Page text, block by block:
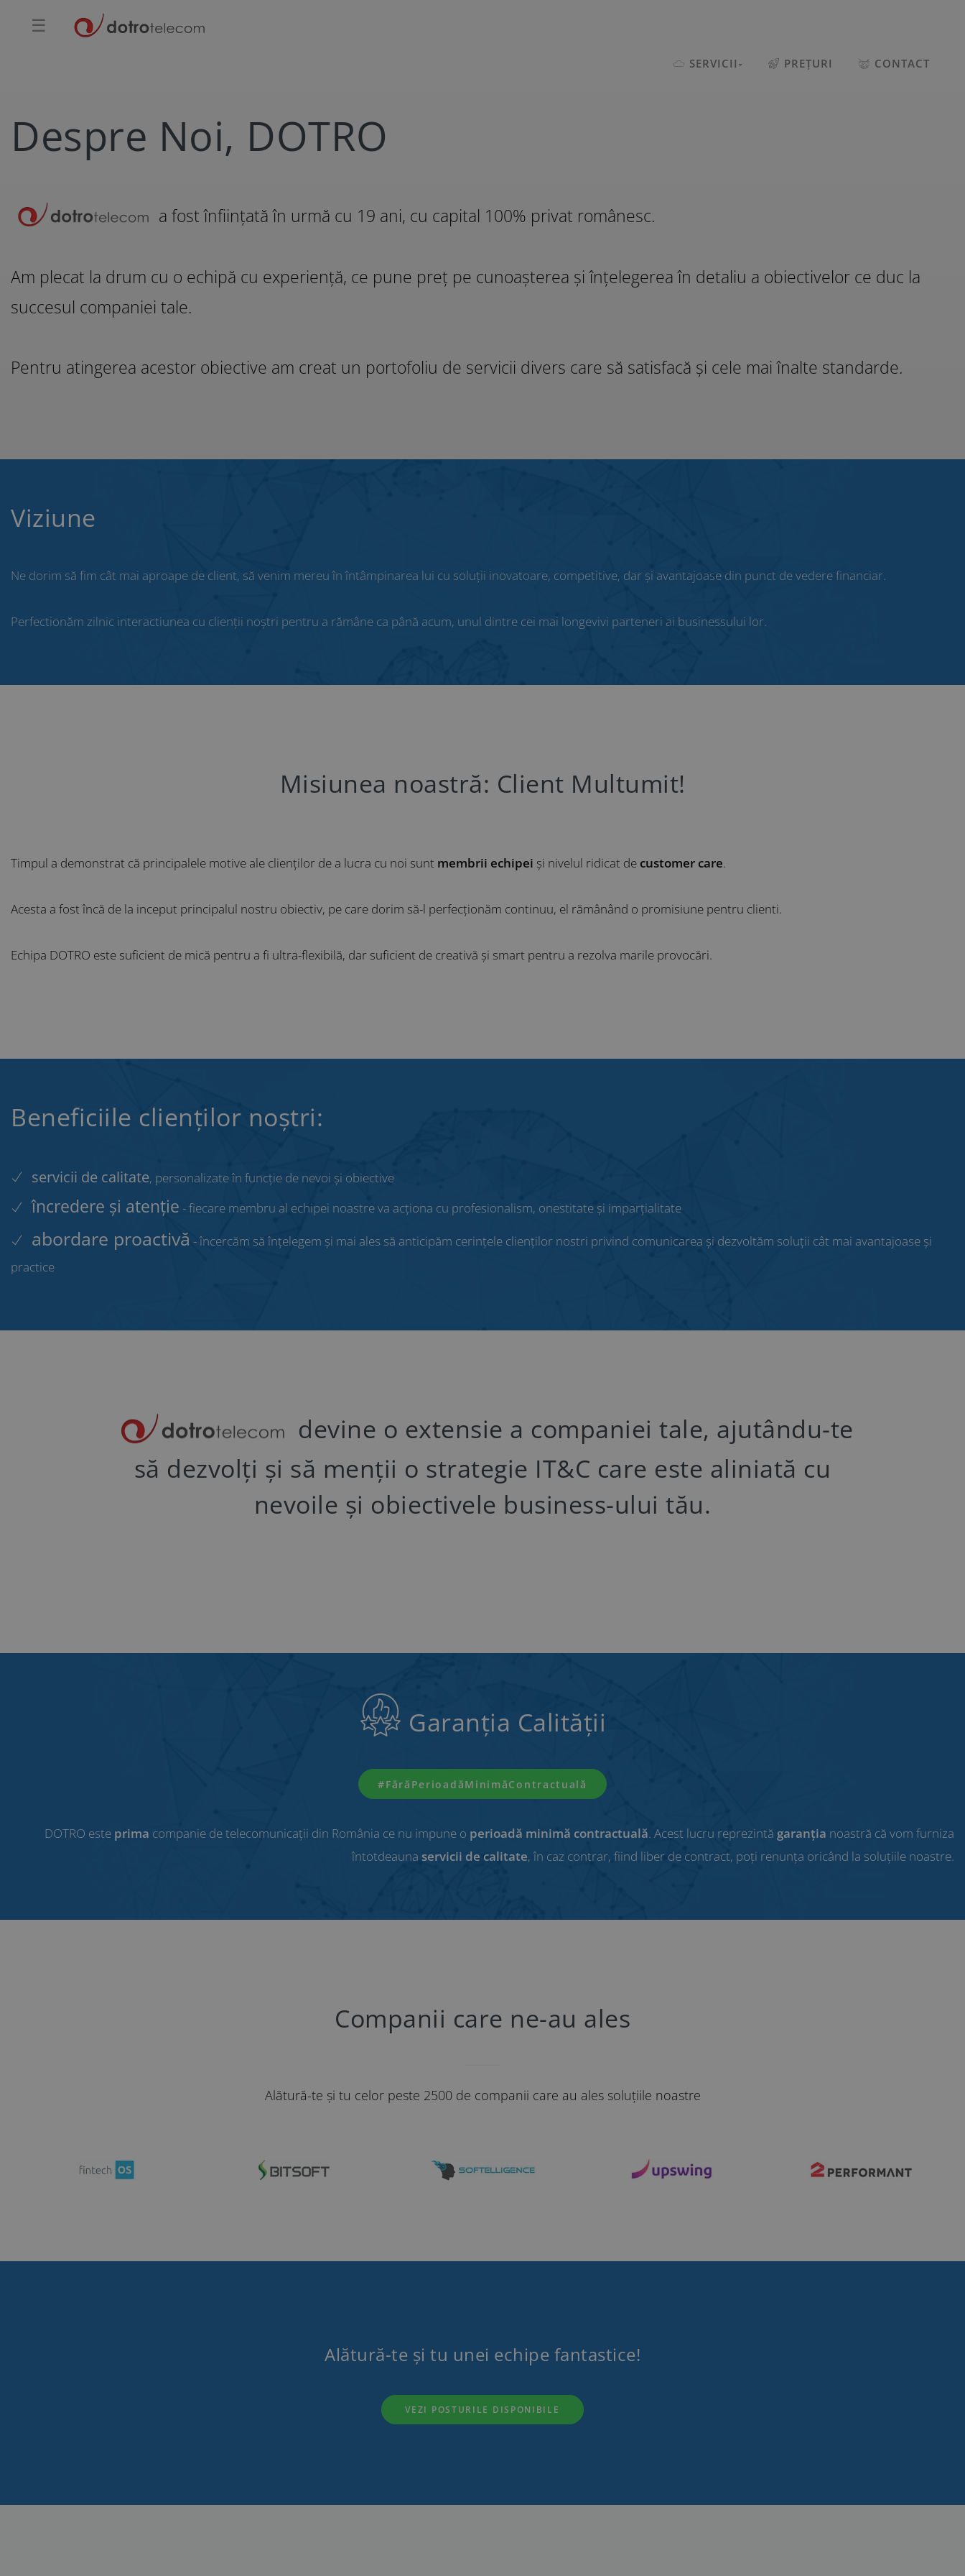
☰
SERVICII PREȚURI CONTACT
Despre Noi, DOTRO
a fost înființată în urmă cu 19 ani, cu capital 100% privat românesc.
Am plecat la drum cu o echipă cu experiență, ce pune preț pe cunoașterea și înțelegerea în detaliu a obiectivelor ce duc la
succesul companiei tale.
Pentru atingerea acestor obiective am creat un portofoliu de servicii divers care să satisfacă și cele mai înalte standarde.
Viziune
Ne dorim să fim cât mai aproape de client, să venim mereu în întâmpinarea lui cu soluții inovatoare, competitive, dar și avantajoase din punct de vedere financiar.
Perfectionăm zilnic interactiunea cu clienții noștri pentru a rămâne ca până acum, unul dintre cei mai longevivi parteneri ai businessului lor.
Misiunea noastră: Client Multumit!
Timpul a demonstrat că principalele motive ale clienților de a lucra cu noi sunt membrii echipei și nivelul ridicat de customer care.
Acesta a fost încă de la inceput principalul nostru obiectiv, pe care dorim să-l perfecționăm continuu, el rămânând o promisiune pentru clienti.
Echipa DOTRO este suficient de mică pentru a fi ultra-flexibilă, dar suficient de creativă și smart pentru a rezolva marile provocări.
Beneficiile clienților noștri:
servicii de calitate, personalizate în funcție de nevoi și obiective
încredere și atenție - fiecare membru al echipei noastre va acționa cu profesionalism, onestitate și imparțialitate
abordare proactivă - încercăm să înțelegem și mai ales să anticipăm cerințele clienților nostri privind comunicarea și dezvoltăm soluții cât mai avantajoase și
practice
devine o extensie a companiei tale, ajutându-te
să dezvolți și să menții o strategie IT&C care este aliniată cu
nevoile și obiectivele business-ului tău.
Garanția Calității
#FărăPerioadăMinimăContractuală
DOTRO este prima companie de telecomunicații din România ce nu impune o perioadă minimă contractuală. Acest lucru reprezintă garanția noastră că vom furniza
întotdeauna servicii de calitate, în caz contrar, fiind liber de contract, poți renunța oricând la soluțiile noastre.
Companii care ne-au ales
Alătură-te și tu celor peste 2500 de companii care au ales soluțiile noastre
Alătură-te și tu unei echipe fantastice!
VEZI POSTURILE DISPONIBILE